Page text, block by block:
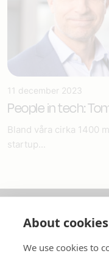
11 december 2023
People in tech:
Bland våra cirka 1400
startup...
About
We use cookies to